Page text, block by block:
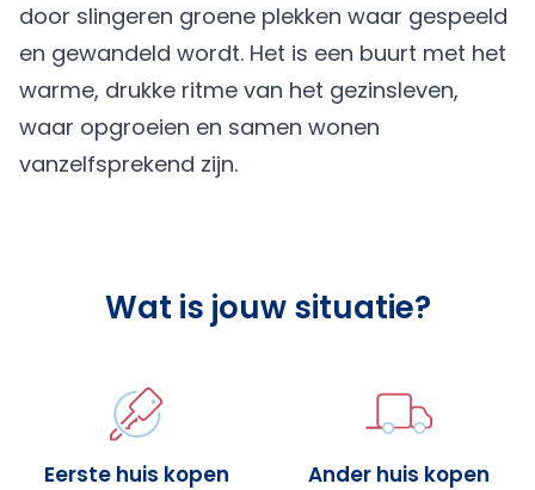
door slingeren groene plekken waar gespeeld
en gewandeld wordt. Het is een buurt met het
warme, drukke ritme van het gezinsleven,
waar opgroeien en samen wonen
vanzelfsprekend zijn.
Wat is jouw situatie?
Eerste huis kopen Ander huis kopen